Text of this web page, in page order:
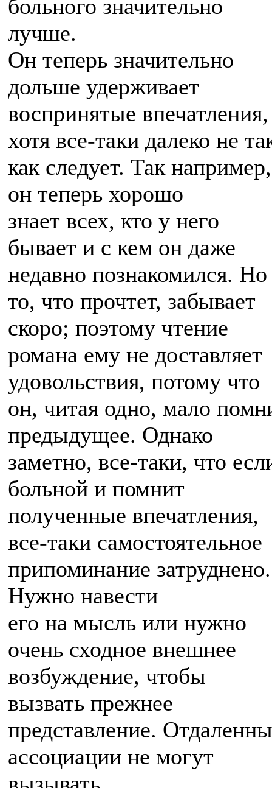
больного значительно
лучше.
Он теперь значительно
дольше удерживает
воспринятые впечатления,
хотя все-таки далеко не
как следует. Так например,
он теперь хорошо
знает всех, кто у него
бывает и с кем он даже
недавно познакомился. Но
то, что прочтет, забывает
скоро; поэтому чтение
романа ему не доставляет
удовольствия, потому что
он, читая одно, мало
предыдущее. Однако
заметно, все-таки, что
больной и помнит
полученные впечатления,
все-таки самостоятельное
припоминание затруднено.
Нужно навести
его на мысль или нужно
очень сходное внешнее
возбуждение, чтобы
вызвать прежнее
представление.
ассоциации не могут